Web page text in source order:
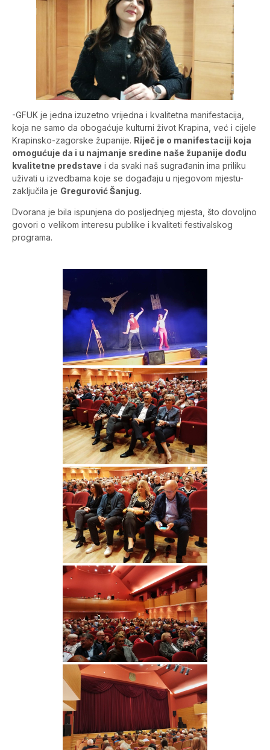
-GFUK je jedna izuzetno vrijedna i kvalitetna manifestacija,
koja ne samo da obogaćuje kulturni život Krapina, već i cijele
Krapinsko-zagorske županije. Riječ je o manifestaciji koja
omogućuje da i u najmanje sredine naše županije dođu
kvalitetne predstave i da svaki naš sugrađanin ima priliku
uživati u izvedbama koje se događaju u njegovom mjestu-
zaključila je Gregurović Šanjug.
Dvorana je bila ispunjena do posljednjeg mjesta, što dovoljno
govori o velikom interesu publike i kvaliteti festivalskog
programa.